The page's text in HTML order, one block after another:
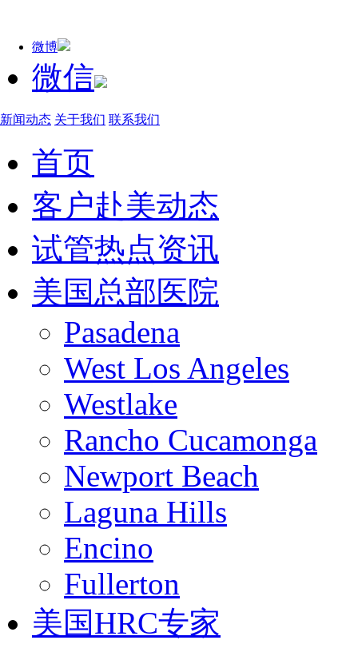
微博
微信
新闻动态 关于我们 联系我们
首页
客户赴美动态
试管热点资讯
美国总部医院
Pasadena
West Los Angeles
Westlake
Rancho Cucamonga
Newport Beach
Laguna Hills
Encino
Fullerton
美国HRC专家